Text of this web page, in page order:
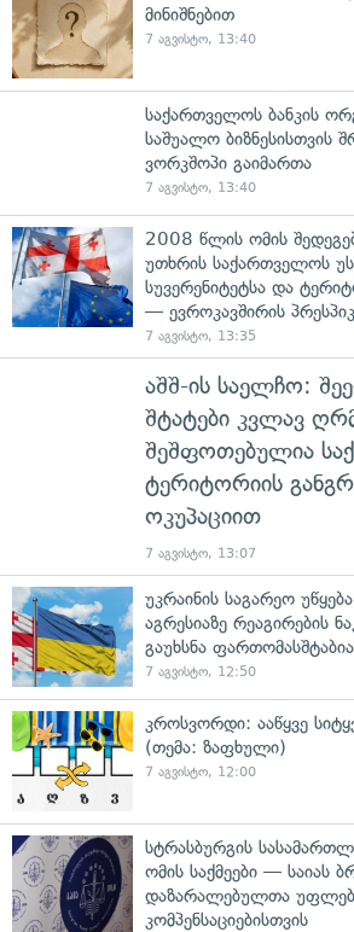
მინიშნებით
7 აგვისტო, 13:40
საქართველოს ბანკის
საშუალო ბიზნესისთვის
ვორკშოპი გაიმართა
7 აგვისტო, 13:40
2008 წლის ომის
უთხრის საქართველოს
სუვერენიტეტსა და
— ევროკავშირის
7 აგვისტო, 13:35
აშშ-ის საელჩო:
შტატები კვლავ
შეშფოთებულია
ტერიტორიის
ოკუპაციით
7 აგვისტო, 13:07
უკრაინის საგარეო
აგრესიაზე რეაგირების
გაუხსნა
7 აგვისტო, 12:50
კროსვორდი: ააწყვე
(თემა: ზაფხული)
7 აგვისტო, 12:00
სტრასბურგის
ომის საქმეები — საიას
დაზარალებულთა
კომპენსაციებისთვის